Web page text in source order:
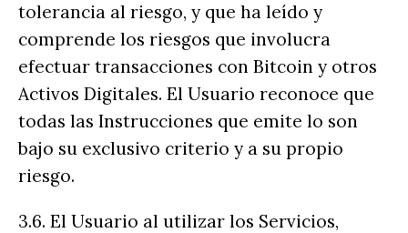
tolerancia al riesgo, y que ha leído y
comprende los riesgos que involucra
efectuar transacciones con Bitcoin y otros
Activos Digitales. El Usuario reconoce que
todas las Instrucciones que emite lo son
bajo su exclusivo criterio y a su propio
riesgo.
3.6. El Usuario al utilizar los Servicios,